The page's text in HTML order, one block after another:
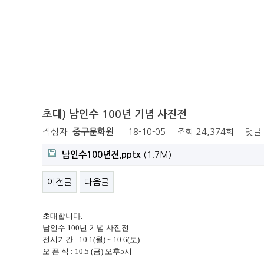
초대) 남인수 100년 기념 사진전
작성자 중구문화원 18-10-05 조회 24,374회 댓글
남인수100년전.pptx (1.7M)
이전글 다음글
초대합니다.
남인수 100년 기념 사진전
전시기간 : 10.1(월) ~ 10.6(토)
오 픈 식 : 10.5 (금) 오후5시